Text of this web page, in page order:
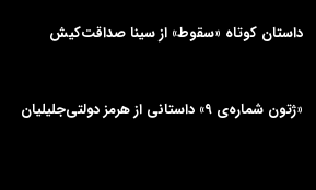
داستان کوتاه «سقوط» از سینا صداقت‌کیش
«ژتون شماره‌ی ۹» داستانی از هرمز دولتی‌جلیلیان